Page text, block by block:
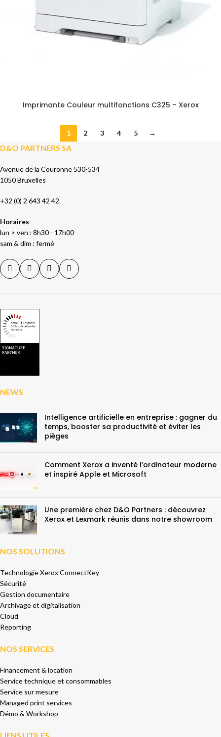
Imprimante Couleur multifonctions C325 – Xerox
1 2 3 4 5 →
D&O PARTNERS SA
Avenue de la Couronne 530-534
1050 Bruxelles
+32 (0) 2 643 42 42
Horaires
lun > ven : 8h30 - 17h00
sam & dim : fermé
NEWS
Intelligence artificielle en entreprise : gagner du
temps, booster sa productivité et éviter les
pièges
Comment Xerox a inventé l’ordinateur moderne
et inspiré Apple et Microsoft
Une première chez D&O Partners : découvrez
Xerox et Lexmark réunis dans notre showroom
NOS SOLUTIONS
Technologie Xerox ConnectKey
Sécurité
Gestion documentaire
Archivage et digitalisation
Cloud
Reporting
NOS SERVICES
Financement & location
Service technique et consommables
Service sur mesure
Managed print services
Démo & Workshop